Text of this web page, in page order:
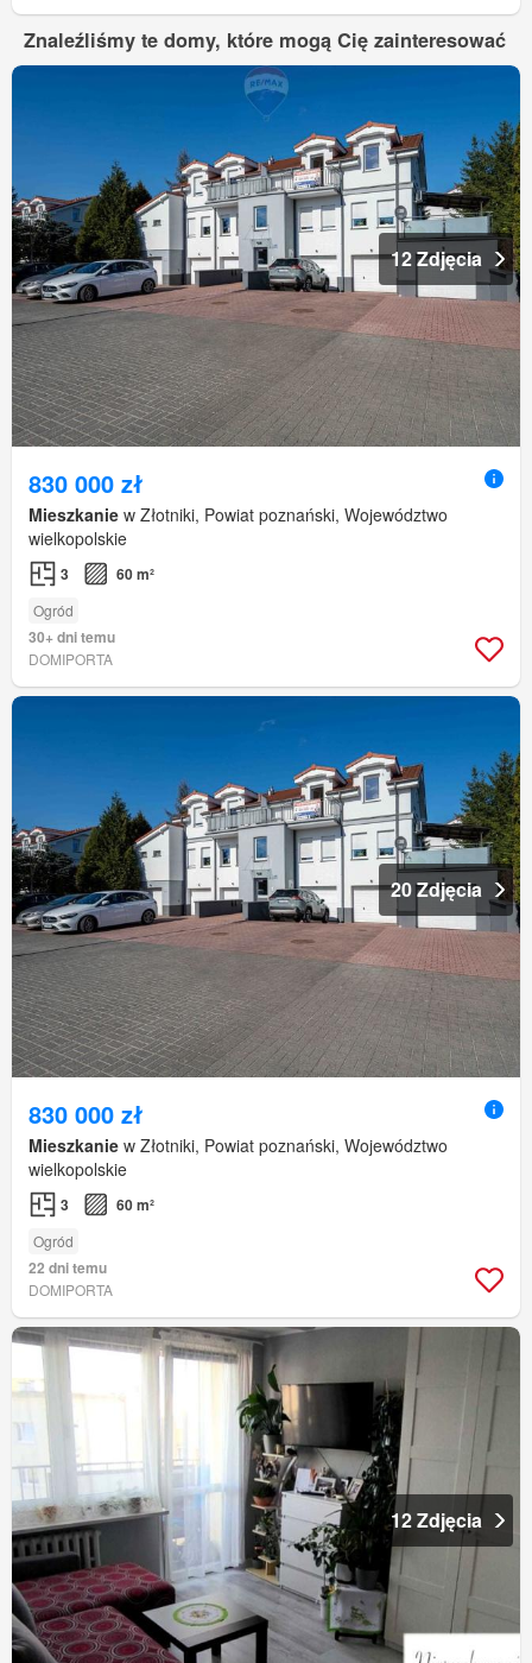
Znaleźliśmy te domy, które mogą Cię zainteresować
12 Zdjęcia
830 000 zł
Mieszkanie w Złotniki, Powiat poznański, Województwo
wielkopolskie
3 60 m²
Ogród
30+ dni temu
DOMIPORTA
20 Zdjęcia
830 000 zł
Mieszkanie w Złotniki, Powiat poznański, Województwo
wielkopolskie
3 60 m²
Ogród
22 dni temu
DOMIPORTA
12 Zdjęcia